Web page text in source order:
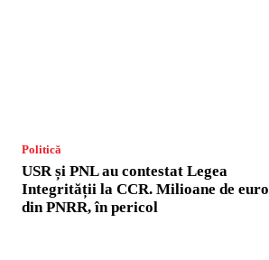
Politică
USR și PNL au contestat Legea
Integrității la CCR. Milioane de euro
din PNRR, în pericol